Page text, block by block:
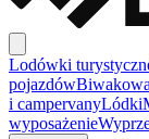
Lodówki
pojazdów
i campervanyLódki
wyposażenie